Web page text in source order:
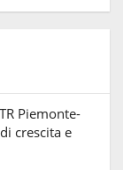
Piemonte-
crescita e